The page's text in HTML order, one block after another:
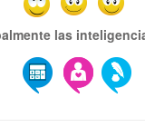
las